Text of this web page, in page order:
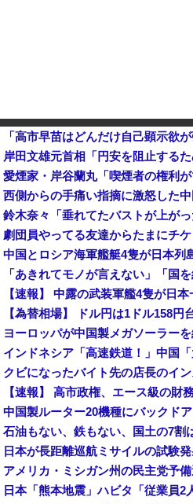
鈴木奈々「垂れてたバストが上が
ヨーロッパが中国製メガソーラー
クビになったバイト先の店長のイ